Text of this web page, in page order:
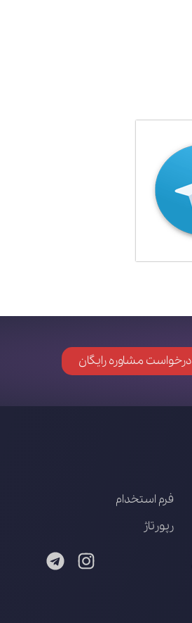
درخواست مشاوره رایگان
فرم استخدام
رپورتاژ